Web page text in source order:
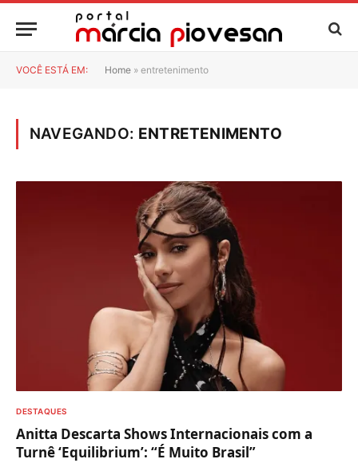
VOCÊ ESTÁ EM: Home » entretenimento
NAVEGANDO: ENTRETENIMENTO
DESTAQUES
Anitta Descarta Shows Internacionais com a
Turnê ‘Equilibrium’: “É Muito Brasil”